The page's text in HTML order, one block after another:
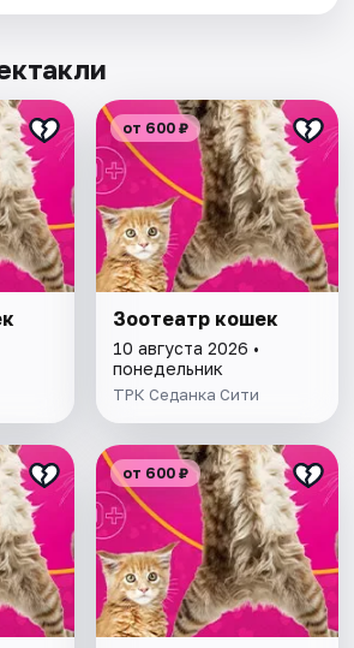
от 600 ₽
Зоотеатр кошек
10 августа 2026 •
понедельник
ТРК Седанка Сити
от 600 ₽